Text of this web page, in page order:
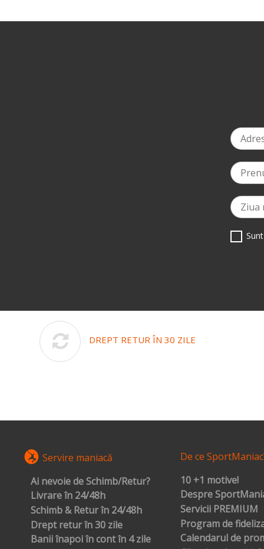
DREPT RETUR ÎN 30 ZILE
Servire maniacă
Ai nevoie de Schimb/Retur?
Livrare în 24/48h
Schimb & Retur în 24/48h
Drept retur în 30 zile
Banii înapoi în cont în 4 zile
De ce
10 +1 motive!
Despre
Servicii PREMIUM
Program de
Calendarul de